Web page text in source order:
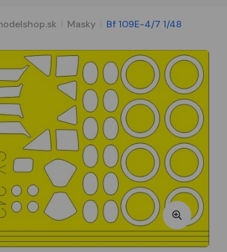
Masky Bf 109E-4/7 1/48